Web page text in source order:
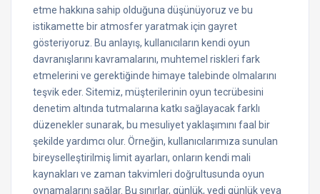
etme hakkına sahip olduğuna düşünüyoruz ve bu
istikamette bir atmosfer yaratmak için gayret
gösteriyoruz. Bu anlayış, kullanıcıların kendi oyun
davranışlarını kavramalarını, muhtemel riskleri fark
etmelerini ve gerektiğinde himaye talebinde olmalarını
teşvik eder. Sitemiz, müşterilerinin oyun tecrübesini
denetim altında tutmalarına katkı sağlayacak farklı
düzenekler sunarak, bu mesuliyet yaklaşımını faal bir
şekilde yardımcı olur. Örneğin, kullanıcılarımıza sunulan
bireyselleştirilmiş limit ayarları, onların kendi mali
kaynakları ve zaman takvimleri doğrultusunda oyun
oynamalarını sağlar. Bu sınırlar, günlük, yedi günlük veya